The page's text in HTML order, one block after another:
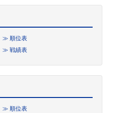
≫ 順位表
≫ 戦績表
≫ 順位表